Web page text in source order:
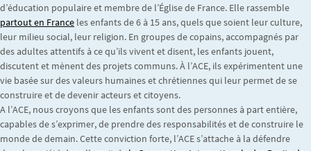
d’éducation populaire et membre de l’Église de France. Elle rassemble
partout en France les enfants de 6 à 15 ans, quels que soient leur culture,
leur milieu social, leur religion. En groupes de copains, accompagnés par
des adultes attentifs à ce qu’ils vivent et disent, les enfants jouent,
discutent et mènent des projets communs. À l’ACE, ils expérimentent une
vie basée sur des valeurs humaines et chrétiennes qui leur permet de se
construire et de devenir acteurs et citoyens.
A l’ACE, nous croyons que les enfants sont des personnes à part entière,
capables de s’exprimer, de prendre des responsabilités et de construire le
monde de demain. Cette conviction forte, l’ACE s’attache à la défendre